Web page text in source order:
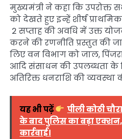
मुख्यमंत्री ने कहा कि उपरोक्त
को देखते हुए इन्हें शीर्ष
2 सप्ताह की अवधि में उक्त
करने की रणनीति प्रस्तुत की
लिए वन विभाग को जाल,
आदि संसाधन की उपलब्धता के
अतिरिक्त धनराशि की व्यवस्था
यह भी पढ़ें
पीली कोठी
के बाद पुलिस का बड़ा
कार्रवाई।